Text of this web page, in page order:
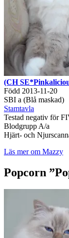
(CH
Född 2013-11-20
SBI a (Blå maskad)
Stamtavla
Testad negativ för
Blodgrupp A/a
Hjärt- och
Läs mer om Mazzy
Popcorn